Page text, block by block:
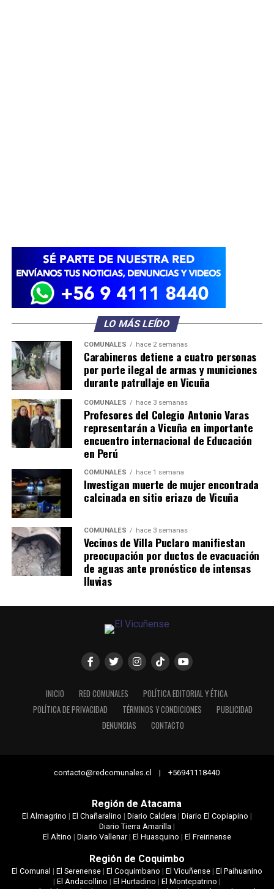
LO MÁS LEÍDO
COMUNALES hace 2 semanas
Carabineros detiene a cuatro personas
por porte ilegal de armas y municiones
durante patrullaje en Vicuña
COMUNALES hace 3 semanas
Profesores del Colegio Antonio Varas
representarán a Vicuña en importante
encuentro internacional de Educación
en Perú
COMUNALES hace 1 semana
Investigan muerte de mujer encontrada
calcinada en sitio eriazo de Vicuña
COMUNALES hace 3 semanas
Vecinos de Villa Puclaro manifiestan
preocupación por ductos de evacuación
de aguas ante pronóstico de intensas
lluvias
INICIO RED COMUNALES
POLÍTICA EDITORIAL Y ÉTICA
POLÍTICA DE PRIVACIDAD
TÉRMINOS Y CONDICIONES
PUBLICIDAD
DENUNCIAS
CONTACTO
contacto@redcomunales.cl | +56941118440
Región de Atacama
El Almagrino | El Chañaralino | Diario Caldera| Diario El Copiapino |
Diario Tierra Amarilla|
El Altino | Diario Vallenar| El Huasquino | El Freirinense
Región de Coquimbo
El Comunal | El Serenense| El Coquimbano | El Vicuñense| El Paihuanino
| El Andacollino | El Hurtadino | El Montepatrino |